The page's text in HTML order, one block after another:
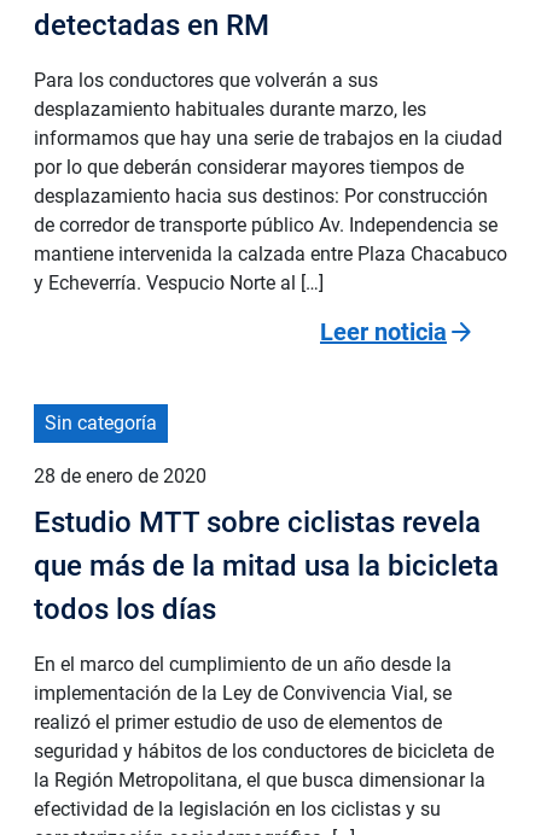
detectadas en RM
Para los conductores que volverán a sus
desplazamiento habituales durante marzo, les
informamos que hay una serie de trabajos en la ciudad
por lo que deberán considerar mayores tiempos de
desplazamiento hacia sus destinos: Por construcción
de corredor de transporte público Av. Independencia se
mantiene intervenida la calzada entre Plaza Chacabuco
y Echeverría. Vespucio Norte al […]
Leer noticia arrow_forward
Sin categoría
28 de enero de 2020
Estudio MTT sobre ciclistas revela
que más de la mitad usa la bicicleta
todos los días
En el marco del cumplimiento de un año desde la
implementación de la Ley de Convivencia Vial, se
realizó el primer estudio de uso de elementos de
seguridad y hábitos de los conductores de bicicleta de
la Región Metropolitana, el que busca dimensionar la
efectividad de la legislación en los ciclistas y su